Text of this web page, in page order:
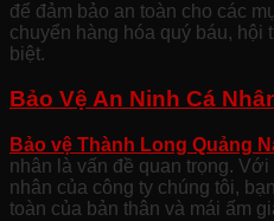
để đảm bảo an toàn cho các
chuyển hàng hóa quý báu, hội
biệt.
Bảo Vệ An Ninh Cá
Bảo vệ Thành Long Quảng
nhân là vấn đề quan trọng.
nhân của công ty chúng tôi,
toàn của bản thân và mái ấm